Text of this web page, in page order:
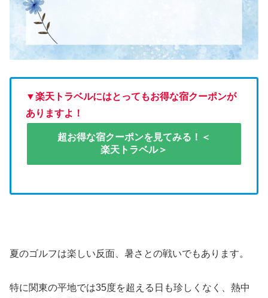
▼楽天トラベルにはとってもお得な宿クーポンが
ありますよ！
超お得な宿クーポンを見てみる！＜
楽天トラベル＞
夏のゴルフは楽しい反面、暑さとの戦いでもあります。
特に関東の平地では35度を超える日も珍しくなく、熱中